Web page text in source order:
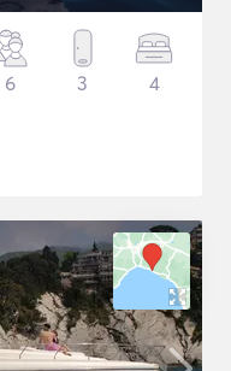
6 3 4